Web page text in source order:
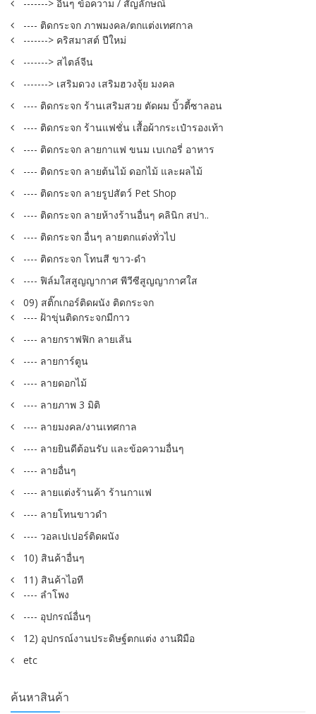
-------> อื่นๆ ข้อความ / สัญลักษณ์
---- ติดกระจก ภาพมงคล/ตกแต่งเทศกาล
-------> คริสมาสต์ ปีใหม่
-------> สไตล์จีน
-------> เสริมดวง เสริมฮวงจุ้ย มงคล
---- ติดกระจก ร้านเสริมสวย ตัดผม บิ้วตี้ซาลอน
---- ติดกระจก ร้านแฟชั่น เสื้อผ้ากระเป๋ารองเท้า
---- ติดกระจก ลายกาแฟ ขนม เบเกอรี่ อาหาร
---- ติดกระจก ลายต้นไม้ ดอกไม้ และผลไม้
---- ติดกระจก ลายรูปสัตว์ Pet Shop
---- ติดกระจก ลายห้างร้านอื่นๆ คลินิก สปา..
---- ติดกระจก อื่นๆ ลายตกแต่งทั่วไป
---- ติดกระจก โทนสี ขาว-ดำ
---- ฟิล์มใสสูญญากาศ พีวีซีสูญญากาศใส
09) สติ๊กเกอร์ติดผนัง ติดกระจก
---- ฝ้าขุ่นติดกระจกมีกาว
---- ลายกราฟฟิก ลายเส้น
---- ลายการ์ตูน
---- ลายดอกไม้
---- ลายภาพ 3 มิติ
---- ลายมงคล/งานเทศกาล
---- ลายยินดีต้อนรับ และข้อความอื่นๆ
---- ลายอื่นๆ
---- ลายแต่งร้านค้า ร้านกาแฟ
---- ลายโทนขาวดำ
---- วอลเปเปอร์ติดผนัง
10) สินค้าอื่นๆ
11) สินค้าไอที
---- ลำโพง
---- อุปกรณ์อื่นๆ
12) อุปกรณ์งานประดิษฐ์ตกแต่ง งานฝีมือ
etc
ค้นหาสินค้า